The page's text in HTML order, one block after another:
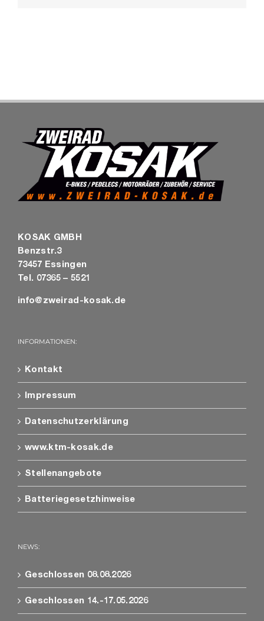
KOSAK GMBH
Benzstr.3
73457 Essingen
Tel. 07365 – 5521
info@zweirad-kosak.de
INFORMATIONEN:
Kontakt
Impressum
Datenschutzerklärung
www.ktm-kosak.de
Stellenangebote
Batteriegesetzhinweise
NEWS:
Geschlossen 08.08.2026
Geschlossen 14.-17.05.2026